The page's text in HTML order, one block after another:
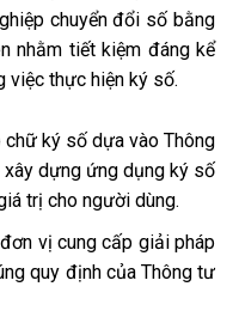
chuyển đổi số bằng
nhằm tiết kiệm đáng kể
việc thực hiện ký số.
ký số dựa vào Thông
dựng ứng dụng ký số
trị cho người dùng.
vị cung cấp giải pháp
quy định của Thông tư